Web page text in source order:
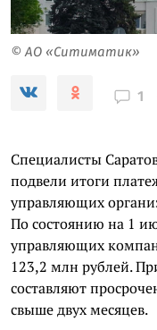
© АО «Ситиматик»
1
Специалисты
подвели итоги
управляющих
По состоянию на 1
управляющих
123,2 млн рублей.
составляют
свыше двух месяцев.